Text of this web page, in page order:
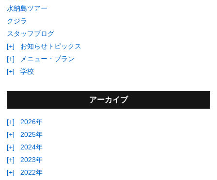
水納島ツアー
クジラ
スタッフブログ
[+]
お知らせトピックス
[+]
メニュー・プラン
[+]
学校
アーカイブ
[+]
2026年
[+]
2025年
[+]
2024年
[+]
2023年
[+]
2022年